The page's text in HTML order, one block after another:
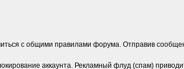
с общими правилами форума. Отправив
аккаунта. Рекламный флуд (спам)